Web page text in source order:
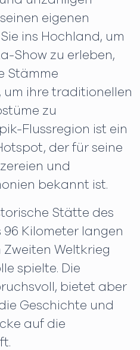
eigenen
ins Hochland, um
Show zu erleben,
Stämme
um ihre traditionellen
zu
Flussregion ist ein
der für seine
und
bekannt ist.
Stätte des
96 Kilometer langen
Weltkrieg
spielte. Die
bietet aber
Geschichte und
auf die